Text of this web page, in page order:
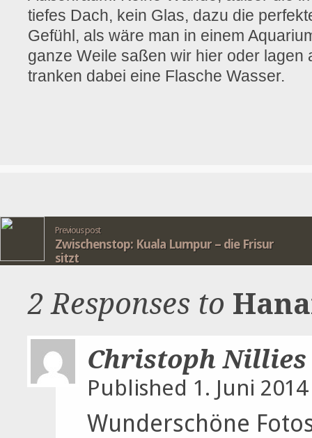
tiefes Dach, kein Glas, dazu die
Gefühl, als wäre man in einem
ganze Weile saßen wir hier oder lagen
tranken dabei eine Flasche Wasser.
Previous post
Zwischenstop: Kuala Lumpur – die Frisur
sitzt
2 Responses to
Christoph Nillies
Published 1. Juni
Wunderschöne